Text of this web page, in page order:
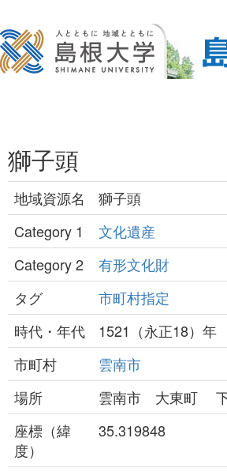
獅子頭
地域資源名
獅子頭
Category 1
文化遺産
Category 2
有形文化財
タグ
市町村指定
時代・年代
1521（永正18）
市町村
雲南市
場所
雲南市 大東町
座標（緯
度）
35.319848